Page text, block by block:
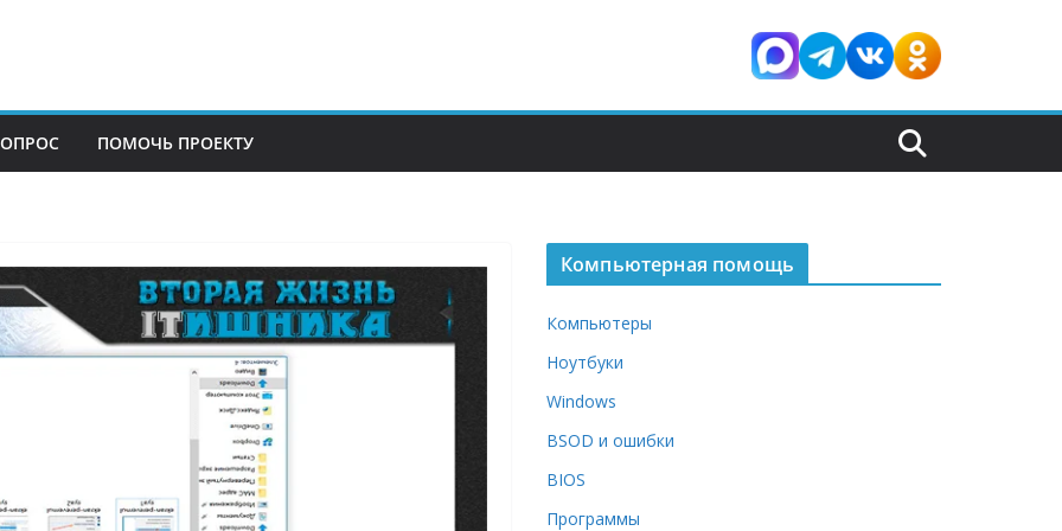
ПОМОЧЬ ПРОЕКТУ
Компьютерная помощь
Компьютеры
Ноутбуки
Windows
BSOD и ошибки
BIOS
Программы